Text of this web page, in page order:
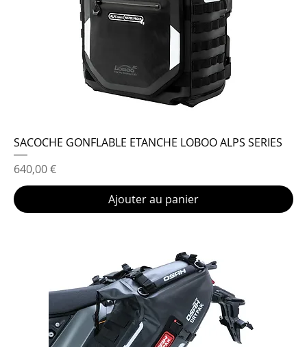
SACOCHE GONFLABLE ETANCHE LOBOO ALPS SERIES
Prix
640,00 €
Ajouter au panier